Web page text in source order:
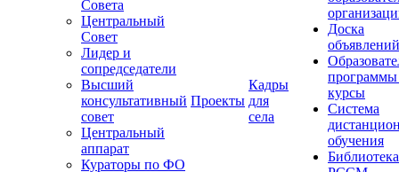
Совета
Центральный
Совет
Лидер и
сопредседатели
Высший
консультативный
совет
Центральный
аппарат
Кураторы по ФО
Проекты
Кадры
для
села
Доска
объявлений
курсы
Система
обучения
Библиотека